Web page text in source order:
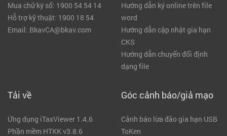
Mua chữ ký số: 1900 54 54 14
Hỗ trợ kỹ thuật: 1900 18 54
Email: BkavCA@bkav.com
Hướng dẫn ký online trên file
word
Hướng dẫn cập nhật gia hạn
CKS
Hướng dẫn chuyển đổi định
dạng file
Tải về
Ứng dụng iTaxViewer 1.4.6
Phần mềm HTKK v3.8.6
Góc cảnh báo/giả mạo
Cảnh báo lừa đảo gia hạn USB
ToKen